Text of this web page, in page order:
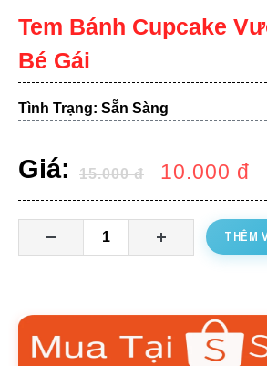
Tem Bánh Cupcake
Bé Gái
Tình Trạng: Sẵn Sàng
Giá: 15.000đ 10.000 đ
THÊM